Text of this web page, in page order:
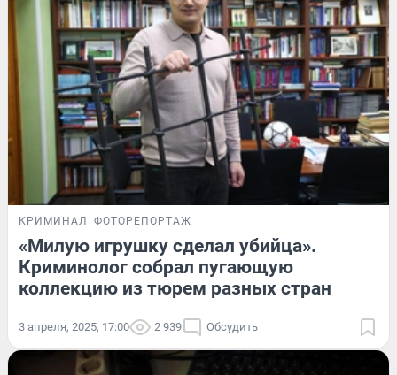
КРИМИНАЛ ФОТОРЕПОРТАЖ
«Милую игрушку сделал убийца».
Криминолог собрал пугающую
коллекцию из тюрем разных стран
3 апреля, 2025, 17:00 2 939 Обсудить